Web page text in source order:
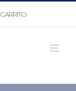
CARRITO